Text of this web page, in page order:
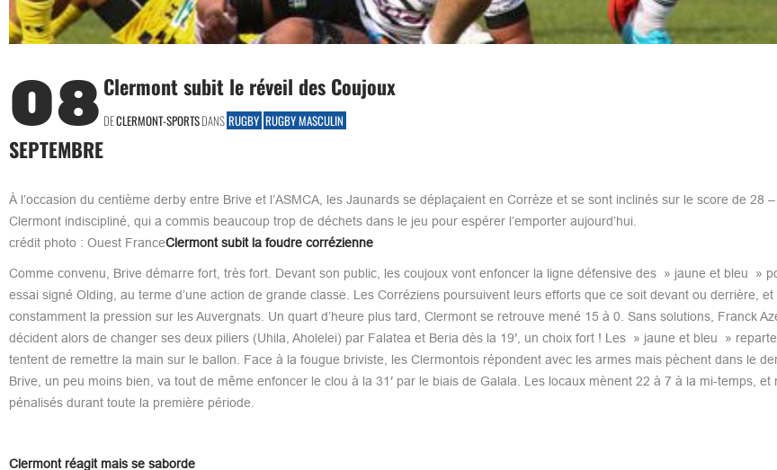
08
SEPTEMBRE
Clermont subit le réveil des Coujoux
DECLERMONT-SPORTSDANS RUGBY RUGBY MASCULIN
À l’occasion du centième derby entre Brive et l’ASMCA, les Jaunards se déplaçaient en Corrèze et se sont inclinés sur le score de 28
Clermont indiscipliné, qui a commis beaucoup trop de déchets dans le jeu pour espérer l’emporter aujourd’hui.
crédit photo : Ouest FranceClermont subit la foudre corrézienne
Comme convenu, Brive démarre fort, très fort. Devant son public, les coujoux vont enfoncer la ligne défensive des » jaune et bleu »
essai signé Olding, au terme d’une action de grande classe. Les Corréziens poursuivent leurs efforts que ce soit devant ou derrière, et
constamment la pression sur les Auvergnats. Un quart d’heure plus tard, Clermont se retrouve mené 15 à 0. Sans solutions, Franck
décident alors de changer ses deux piliers (Uhila, Aholelei) par Falatea et Beria dès la 19′, un choix fort ! Les » jaune et bleu »
tentent de remettre la main sur le ballon. Face à la fougue briviste, les Clermontois répondent avec les armes mais pèchent dans le
Brive, un peu moins bien, va tout de même enfoncer le clou à la 31′ par le biais de Galala. Les locaux mènent 22 à 7 à la mi-temps, et
pénalisés durant toute la première période.
Clermont réagit mais se saborde